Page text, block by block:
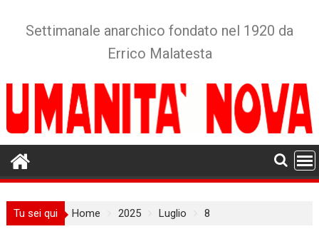
Settimanale anarchico fondato nel 1920 da
Errico Malatesta
Tu sei qui Home 2025 Luglio 8